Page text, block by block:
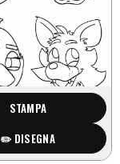
STAMPA
✏️ DISEGNA